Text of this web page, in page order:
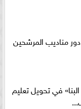
مناديب المرشحين
في تحويل تعليم